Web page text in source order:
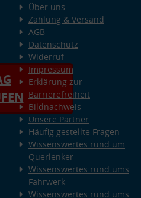
Über uns
Zahlung & Versand
AGB
Datenschutz
Widerruf
Impressum
Erklärung zur
Barrierefreiheit
Bildnachweis
Unsere Partner
Häufig gestellte Fragen
Wissenswertes rund um
Querlenker
Wissenswertes rund ums
Fahrwerk
Wissenswertes rund ums